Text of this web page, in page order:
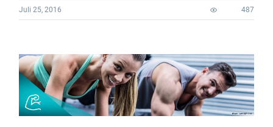
Juli 25, 2016 487